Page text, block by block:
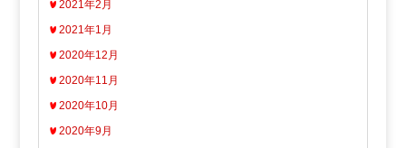
2021年2月
2021年1月
2020年12月
2020年11月
2020年10月
2020年9月